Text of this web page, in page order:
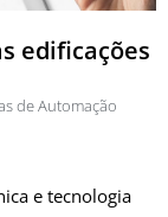
edificações
deAutomação
e tecnologia